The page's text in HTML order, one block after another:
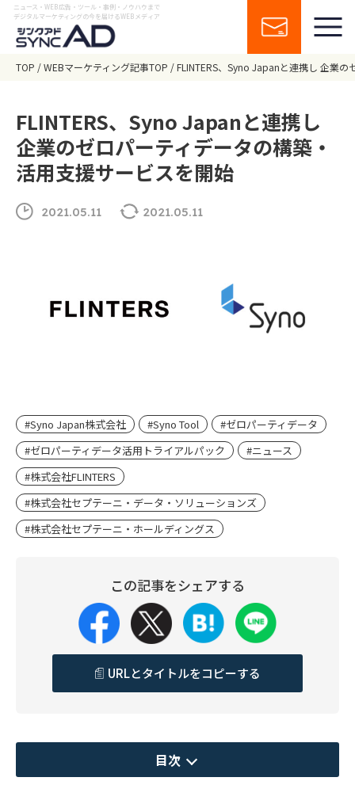
ニュース・WEB広告・ツール・事例・ノウハウまで
デジタルマーケティングの今を届けるWEBメディア
TOP WEBマーケティング記事TOP FLINTERS、Syno Japanと連携し 企業
FLINTERS、Syno Japanと連携し
企業のゼロパーティデータの構築・
活用支援サービスを開始
2021.05.11 2021.05.11
#Syno Japan株式会社 #Syno Tool
#ゼロパーティデータ
#ゼロパーティデータ活用トライアルパック
#ニュース
#株式会社FLINTERS
#株式会社セプテーニ・データ・ソリューションズ
#株式会社セプテーニ・ホールディングス
この記事をシェアする
URLとタイトルをコピーする
目次